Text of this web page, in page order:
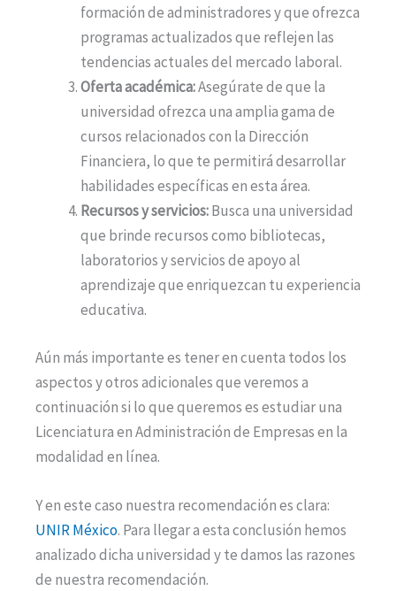
formación de administradores y que ofrezca
programas actualizados que reflejen las
tendencias actuales del mercado laboral.
Oferta académica:Asegúrate de que la
universidad ofrezca una amplia gama de
cursos relacionados con la Dirección
Financiera, lo que te permitirá desarrollar
habilidades específicas en esta área.
Recursos y servicios:Busca una universidad
que brinde recursos como bibliotecas,
laboratorios y servicios de apoyo al
aprendizaje que enriquezcan tu experiencia
educativa.
Aún más importante es tener en cuenta todos los
aspectos y otros adicionales que veremos a
continuación si lo que queremos es estudiar una
Licenciatura en Administración de Empresas en la
modalidad en línea.
Y en este caso nuestra recomendación es clara:
UNIR México. Para llegar a esta conclusión hemos
analizado dicha universidad y te damos las razones
de nuestra recomendación.